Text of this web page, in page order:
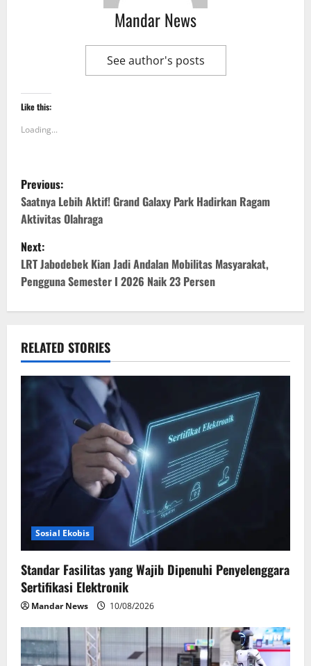
Mandar News
See author's posts
Like this:
Loading...
P
o
s
t
n
v
i
t
n
Previous:
Saatnya Lebih Aktif! Grand Galaxy Park Hadirkan Ragam
Aktivitas Olahraga
Next:
LRT Jabodebek Kian Jadi Andalan Mobilitas Masyarakat,
Pengguna Semester I 2026 Naik 23 Persen
RELATED STORIES
Sosial Ekobis
Standar Fasilitas yang Wajib Dipenuhi Penyelenggara
Sertifikasi Elektronik
Mandar News 10/08/2026